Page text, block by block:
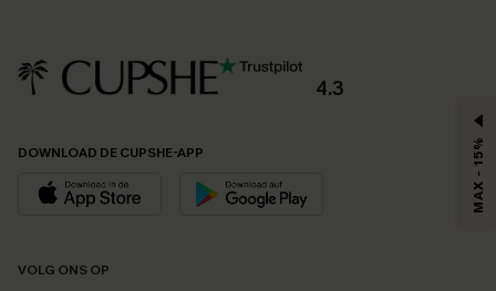
4.3
DOWNLOAD DE CUPSHE-APP
VOLG ONS OP
MAX - 15%